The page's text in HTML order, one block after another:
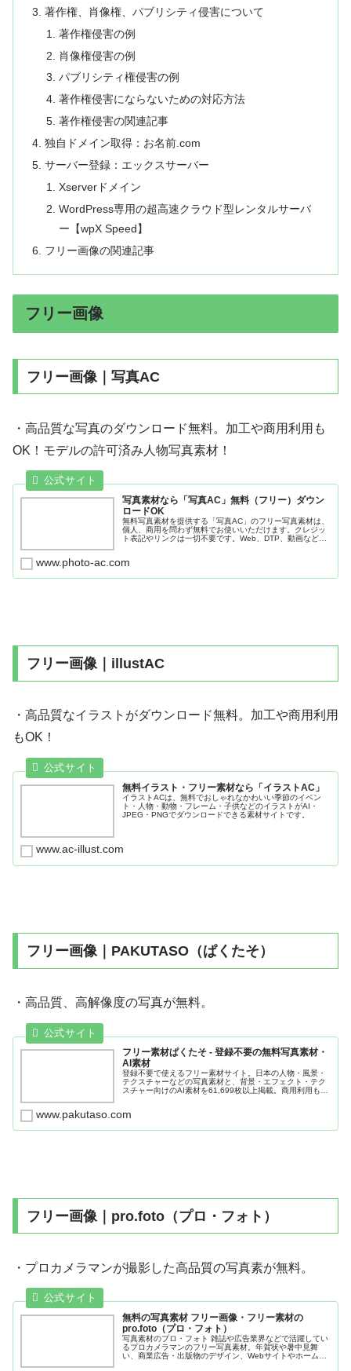
著作権、肖像権、パブリシティ侵害について
著作権侵害の例
肖像権侵害の例
パブリシティ権侵害の例
著作権侵害にならないための対応方法
著作権侵害の関連記事
独自ドメイン取得：お名前.com
サーバー登録：エックスサーバー
Xserverドメイン
WordPress専用の超高速クラウド型レンタルサーバ
ー【wpX Speed】
フリー画像の関連記事
フリー画像
フリー画像｜写真AC
・高品質な写真のダウンロード無料。加工や商用利用も
OK！モデルの許可済み人物写真素材！
写真素材なら「写真AC」無料（フリー）ダウン
ロードOK
無料写真素材を提供する「写真AC」のフリー写真素材は、
個人、商用を問わず無料でお使いいただけます。クレジッ
ト表記やリンクは一切不要です。Web、DTP、動画などの
www.photo-ac.com
フリー画像｜illustAC
・高品質なイラストがダウンロード無料。加工や商用利用
もOK！
無料イラスト・フリー素材なら「イラストAC」
イラストACは、無料でおしゃれなかわいい季節のイベン
ト・人物・動物・フレーム・子供などのイラストがAI・
JPEG・PNGでダウンロードできる素材サイトです。
www.ac-illust.com
フリー画像｜PAKUTASO（ぱくたそ）
・高品質、高解像度の写真が無料。
フリー素材ぱくたそ - 登録不要の無料写真素材・
AI素材
登録不要で使えるフリー素材サイト。日本の人物・風景・
テクスチャーなどの写真素材と、背景・エフェクト・テク
スチャー向けのAI素材を61,699枚以上掲載。商用利用も無
www.pakutaso.com
フリー画像｜pro.foto（プロ・フォト）
・プロカメラマンが撮影した高品質の写真素が無料。
無料の写真素材 フリー画像・フリー素材の
pro.foto（プロ・フォト）
写真素材のプロ・フォト 雑誌や広告業界などで活躍してい
るプロカメラマンのフリー写真素材。年賀状や暑中見舞
い、商業広告・出版物のデザイン、Webサイトやホームペ